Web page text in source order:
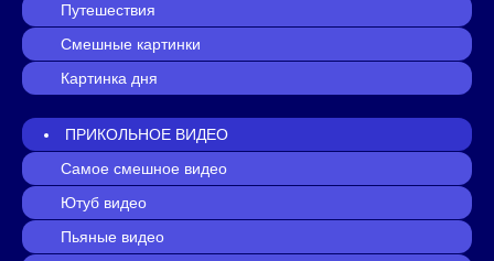
Путешествия
Смешные картинки
Картинка дня
ПРИКОЛЬНОЕ ВИДЕО
Самое смешное видео
Ютуб видео
Пьяные видео